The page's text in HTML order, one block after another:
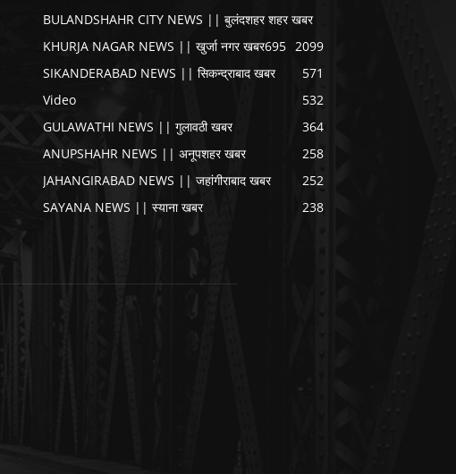
BULANDSHAHR CITY NEWS || बुलंदशहर शहर खबर
2099
KHURJA NAGAR NEWS || खुर्जा नगर खबर695
SIKANDERABAD NEWS || सिकन्द्राबाद खबर
571
Video
532
GULAWATHI NEWS || गुलावठी खबर
364
ANUPSHAHR NEWS || अनूपशहर खबर
258
JAHANGIRABAD NEWS || जहांगीराबाद खबर
252
SAYANA NEWS || स्याना खबर
238